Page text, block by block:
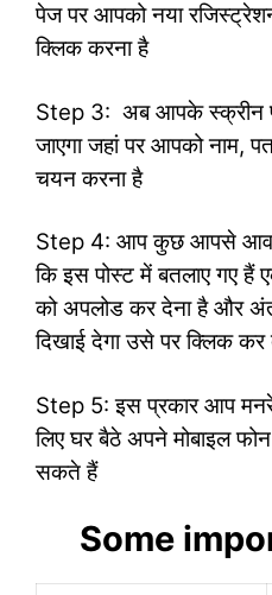
पेज पर आपको नया
क्लिक करना है
Step 3: अब आपके स्क्रीन
जाएगा जहां पर आपको नाम,
चयन करना है
Step 4: आप कुछ आपसे
कि इस पोस्ट में बतलाए गए
को अपलोड कर देना है और
दिखाई देगा उसे पर क्लिक कर
Step 5: इस प्रकार आप
लिए घर बैठे अपने मोबाइल
सकते हैं
Some